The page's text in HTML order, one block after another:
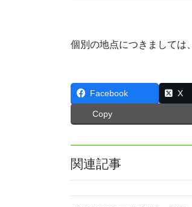
個別の地点につきましては、
Facebook X
Copy
関連記事